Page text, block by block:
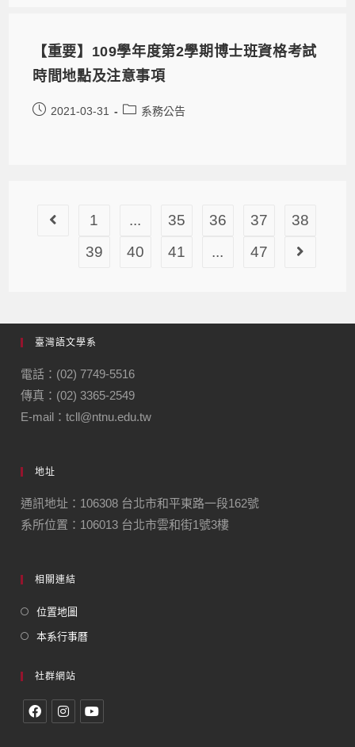
【重要】109學年度第2學期博士班資格考試
時間地點及注意事項
2021-03-31 系務公告
1 ... 35 36 37
38
39
40 41 ... 47
臺灣語文學系
電話：(02) 7749-5516
傳真：(02) 3365-2549
E-mail：tcll@ntnu.edu.tw
地址
通訊地址：106308 台北市和平東路一段162號
系所位置：106013 台北市雲和街1號3樓
相關連結
位置地圖
本系行事曆
社群網站